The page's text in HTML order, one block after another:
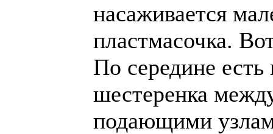
насаживается
пластмасочка.
По середине есть
шестеренка
подающими